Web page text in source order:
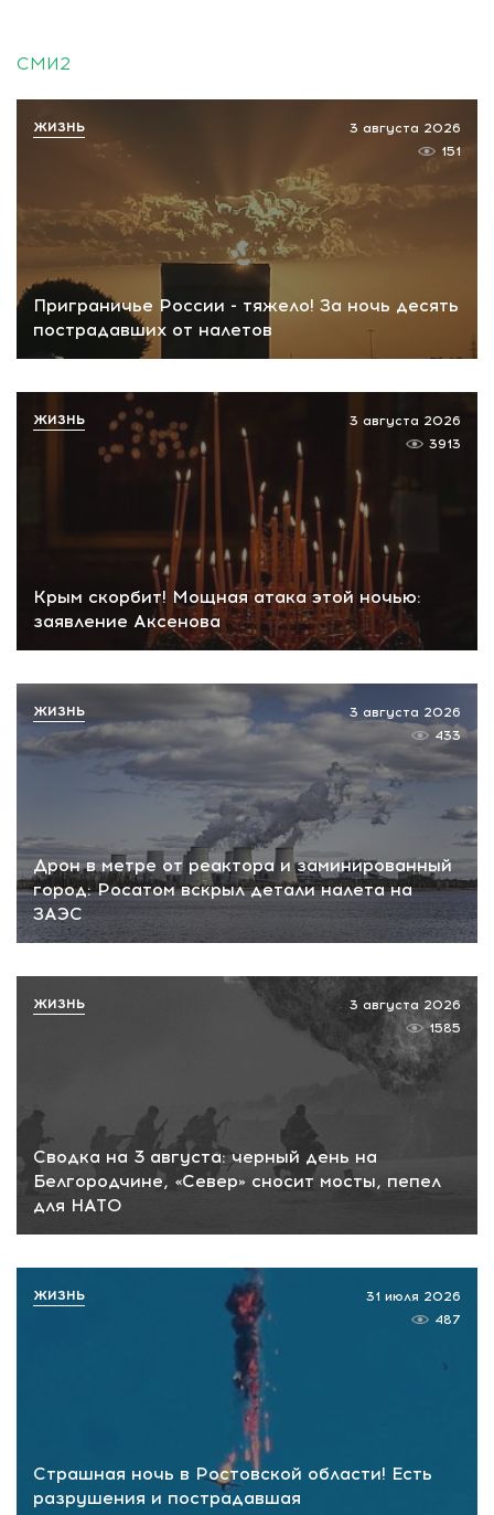
СМИ2
Приграничье России - тяжело! За ночь десять
пострадавших от налетов
3 августа 2026
151
ЖИЗНЬ
Крым скорбит! Мощная атака этой ночью:
заявление Аксенова
3 августа 2026
3913
ЖИЗНЬ
Дрон в метре от реактора и заминированный
город: Росатом вскрыл детали налета на
ЗАЭС
3 августа 2026
433
ЖИЗНЬ
Сводка на 3 августа: черный день на
Белгородчине, «Север» сносит мосты, пепел
для НАТО
3 августа 2026
1585
ЖИЗНЬ
Страшная ночь в Ростовской области! Есть
разрушения и пострадавшая
31 июля 2026
487
ЖИЗНЬ